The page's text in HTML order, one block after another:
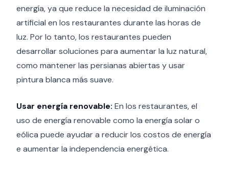
energía, ya que reduce la necesidad de iluminación
artificial en los restaurantes durante las horas de
luz. Por lo tanto, los restaurantes pueden
desarrollar soluciones para aumentar la luz natural,
como mantener las persianas abiertas y usar
pintura blanca más suave.
Usar energía renovable: En los restaurantes, el
uso de energía renovable como la energía solar o
eólica puede ayudar a reducir los costos de energía
e aumentar la independencia energética.